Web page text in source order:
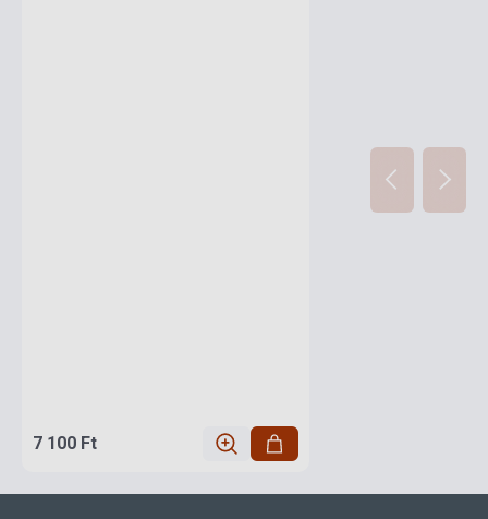
7 100 Ft